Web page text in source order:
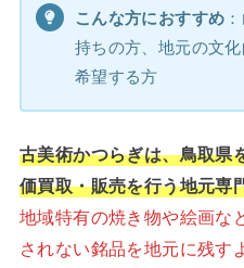
こんな方におすすめ
持ちの方、地元の文
希望する方
古美術かつらぎは、鳥取県
価買取・販売を行う地元専
地域特有の焼き物や絵画な
されない銘品を地元に残す